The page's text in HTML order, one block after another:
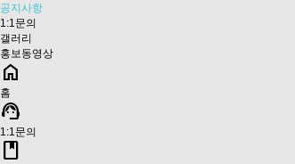
공지사항
1:1문의
갤러리
홍보동영상
home
홈
support_agent
1:1문의
book